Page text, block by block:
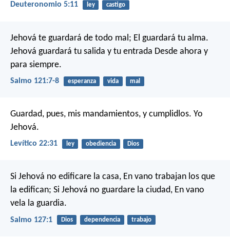
Deuteronomio 5:11 ley castigo
Jehová te guardará de todo mal; El guardará tu alma.
Jehová guardará tu salida y tu entrada Desde ahora y
para siempre.
Salmo 121:7-8 esperanza vida mal
Guardad, pues, mis mandamientos, y cumplidlos. Yo
Jehová.
Levítico 22:31 ley obediencia Dios
Si Jehová no edificare la casa, En vano trabajan los que
la edifican; Si Jehová no guardare la ciudad, En vano
vela la guardia.
Salmo 127:1 Dios dependencia trabajo